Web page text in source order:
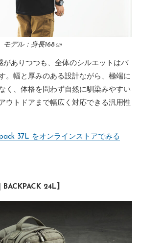
モデル：身長168㎝
がありつつも、全体のシルエットはバ
。幅と厚みのある設計ながら、極端に
く、体格を問わず自然に馴染みやすい
ウトドアまで幅広く対応できる汎用性
37L をオンラインストアでみる
BACKPACK 24L】